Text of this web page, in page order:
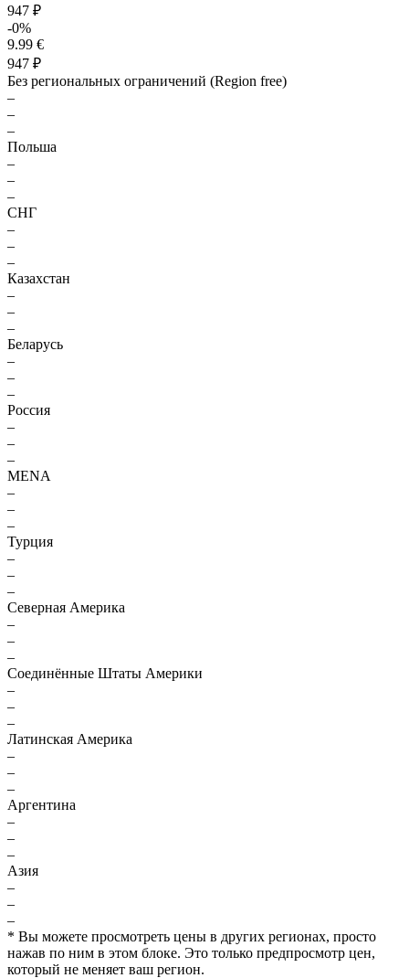
947 ₽
-0%
9.99 €
947 ₽
Без региональных ограничений (Region free)
–
–
–
Польша
–
–
–
СНГ
–
–
–
Казахстан
–
–
–
Беларусь
–
–
–
Россия
–
–
–
MENA
–
–
–
Турция
–
–
–
Северная Америка
–
–
–
Соединённые Штаты Америки
–
–
–
Латинская Америка
–
–
–
Аргентина
–
–
–
Азия
–
–
–
* Вы можете просмотреть цены в других регионах, просто
нажав по ним в этом блоке. Это только предпросмотр цен,
который не меняет ваш регион.